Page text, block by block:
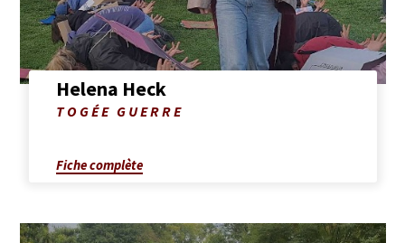
PhotoHelena Heck
TOGÉE GUERRE
Fiche complète
Afficher